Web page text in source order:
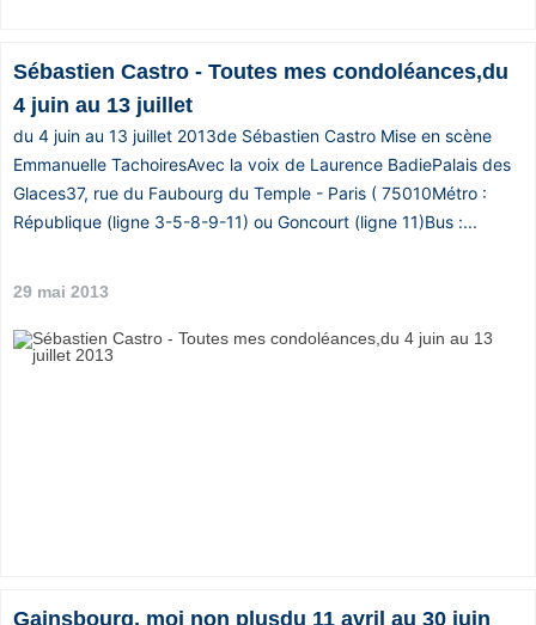
Sébastien Castro - Toutes mes condoléances,du
4 juin au 13 juillet
du 4 juin au 13 juillet 2013de Sébastien Castro Mise en scène
Emmanuelle TachoiresAvec la voix de Laurence BadiePalais des
Glaces37, rue du Faubourg du Temple - Paris ( 75010Métro :
République (ligne 3-5-8-9-11) ou Goncourt (ligne 11)Bus :...
29 mai 2013
Gainsbourg, moi non plusdu 11 avril au 30 juin